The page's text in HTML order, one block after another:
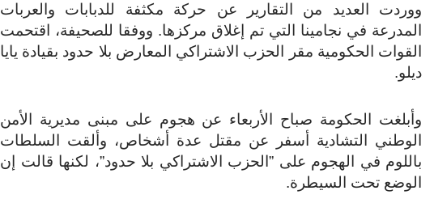
ووردت العديد من التقارير عن حركة مكثفة للدبابات والعربات
المدرعة في نجامينا التي تم إغلاق مركزها. ووفقا للصحيفة، اقتحمت
القوات الحكومية مقر الحزب الاشتراكي المعارض بلا حدود بقيادة يايا
ديلو.
وأبلغت الحكومة صباح الأربعاء عن هجوم على مبنى مديرية الأمن
الوطني التشادية أسفر عن مقتل عدة أشخاص، وألقت السلطات
باللوم في الهجوم على ”الحزب الاشتراكي بلا حدود”، لكنها قالت إن
الوضع تحت السيطرة.